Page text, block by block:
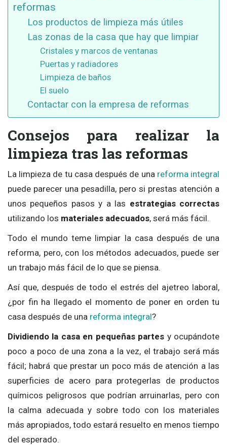
reformas
Los productos de limpieza más útiles
Las zonas de la casa que hay que limpiar
Cristales y marcos de ventanas
Puertas y radiadores
Limpieza de baños
El suelo
Contactar con la empresa de reformas
Consejos para realizar la
limpieza tras las reformas
La limpieza de tu casa después de una reforma integral
puede parecer una pesadilla, pero si prestas atención a
unos pequeños pasos y a las estrategias correctas
utilizando los materiales adecuados, será más fácil.
Todo el mundo teme limpiar la casa después de una
reforma, pero, con los métodos adecuados, puede ser
un trabajo más fácil de lo que se piensa.
Así que, después de todo el estrés del ajetreo laboral,
¿por fin ha llegado el momento de poner en orden tu
casa después de una reforma integral?
Dividiendo la casa en pequeñas partes y ocupándote
poco a poco de una zona a la vez, el trabajo será más
fácil; habrá que prestar un poco más de atención a las
superficies de acero para protegerlas de productos
químicos peligrosos que podrían arruinarlas, pero con
la calma adecuada y sobre todo con los materiales
más apropiados, todo estará resuelto en menos tiempo
del esperado.